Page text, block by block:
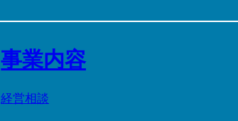
事業内容
経営相談